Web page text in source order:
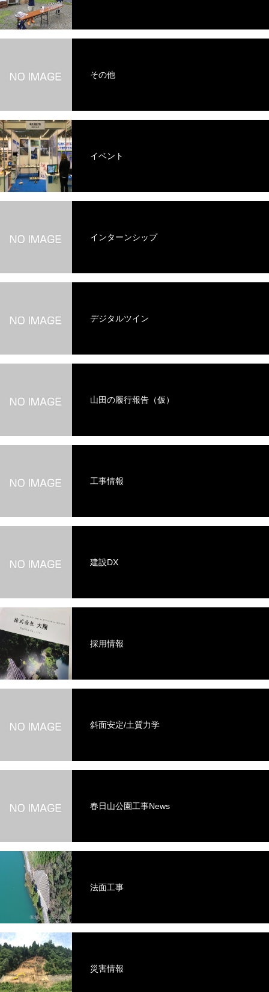
その他
イベント
インターンシップ
デジタルツイン
山田の履行報告（仮）
工事情報
建設DX
採用情報
斜面安定/土質力学
春日山公園工事News
法面工事
災害情報